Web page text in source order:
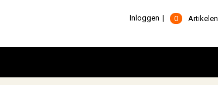
0 Artikelen
Inloggen